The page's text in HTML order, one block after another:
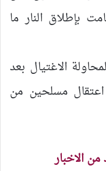
بإطلاق النار ما
الاغتيال بعد
اعتقال مسلحين من
الاخبار